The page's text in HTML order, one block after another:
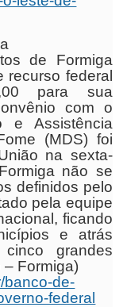
de Formiga
recurso federal
para sua
com o
e Assistência
(MDS) foi
na sexta-
não se
definidos pelo
pela equipe
ficando
e atrás
grandes
– Formiga)
banco-de-
federal